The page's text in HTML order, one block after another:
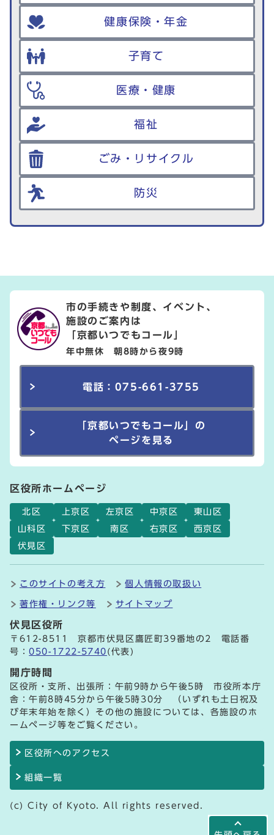
健康保険・年金
子育て
医療・健康
福祉
ごみ・リサイクル
防災
市の手続きや制度、イベント、
施設のご案内は
「京都いつでもコール」
年中無休 朝8時から夜9時
電話：075-661-3755
「京都いつでもコール」の
ページを見る
区役所ホームページ
北区 上京区 左京区 中京区
東山区
山科区
下京区 南区 右京区
西京区
伏見区
このサイトの考え方 個人情報の取扱い
著作権・リンク等 サイトマップ
伏見区役所
〒612-8511 京都市伏見区鷹匠町39番地の2 電話番
号：050-1722-5740 (代表)
開庁時間
区役所・支所、出張所：午前9時から午後5時 市役所本庁
舎：午前8時45分から午後5時30分 （いずれも土日祝及
び年末年始を除く）その他の施設については、各施設のホ
ームページ等をご覧ください。
区役所へのアクセス
組織一覧
(c) City of Kyoto. All rights reserved.